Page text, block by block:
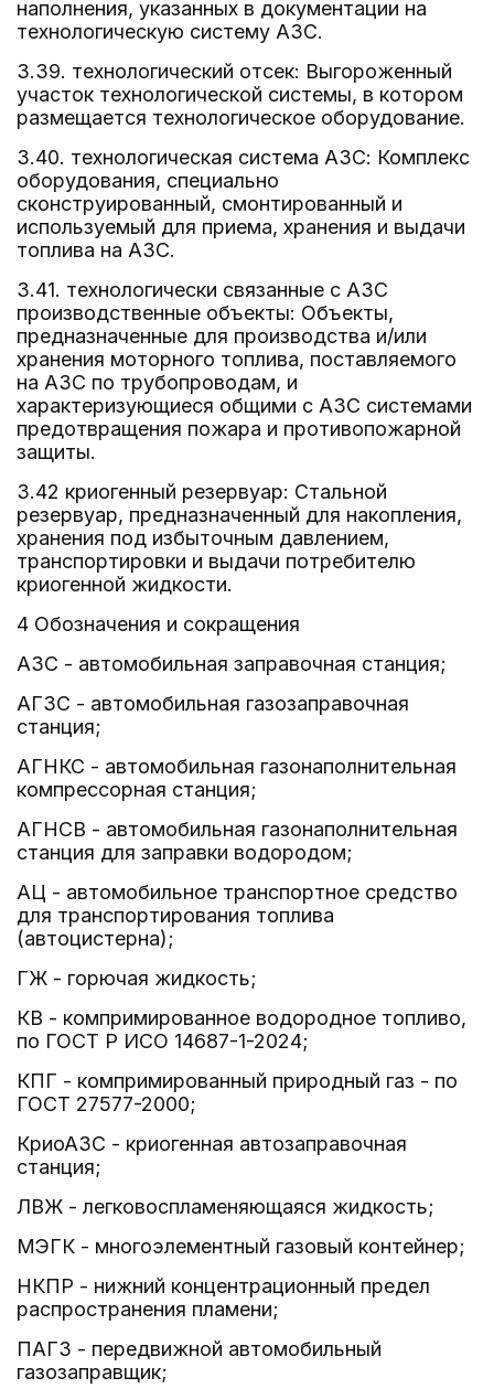
наполнения, указанных в документации на
технологическую систему АЗС.
3.39. технологический отсек: Выгороженный
участок технологической системы, в котором
размещается технологическое оборудование.
3.40. технологическая система АЗС: Комплекс
оборудования, специально
сконструированный, смонтированный и
используемый для приема, хранения и выдачи
топлива на АЗС.
3.41. технологически связанные с АЗС
производственные объекты: Объекты,
предназначенные для производства и/или
хранения моторного топлива, поставляемого
на АЗС по трубопроводам, и
характеризующиеся общими с АЗС системами
предотвращения пожара и противопожарной
защиты.
3.42 криогенный резервуар: Стальной
резервуар, предназначенный для накопления,
хранения под избыточным давлением,
транспортировки и выдачи потребителю
криогенной жидкости.
4 Обозначения и сокращения
АЗС - автомобильная заправочная станция;
АГЗС - автомобильная газозаправочная
станция;
АГНКС - автомобильная газонаполнительная
компрессорная станция;
АГНСВ - автомобильная газонаполнительная
станция для заправки водородом;
АЦ - автомобильное транспортное средство
для транспортирования топлива
(автоцистерна);
ГЖ - горючая жидкость;
КВ - компримированное водородное топливо,
по ГОСТ Р ИСО 14687-1-2024;
КПГ - компримированный природный газ - по
ГОСТ 27577-2000;
КриоАЗС - криогенная автозаправочная
станция;
ЛВЖ - легковоспламеняющаяся жидкость;
МЭГК - многоэлементный газовый контейнер;
НКПР - нижний концентрационный предел
распространения пламени;
ПАГЗ - передвижной автомобильный
газозаправщик;